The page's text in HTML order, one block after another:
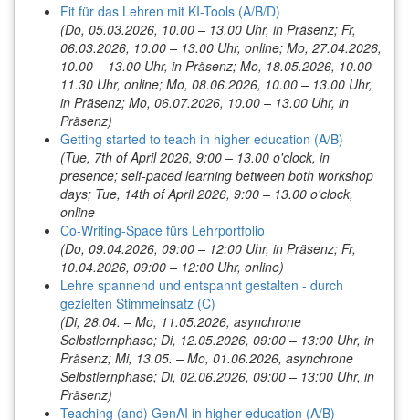
Fit für das Lehren mit KI-Tools (A/B/D)
(Do, 05.03.2026, 10.00 – 13.00 Uhr, in Präsenz; Fr,
06.03.2026, 10.00 – 13.00 Uhr, online; Mo, 27.04.2026,
10.00 – 13.00 Uhr, in Präsenz; Mo, 18.05.2026, 10.00 –
11.30 Uhr, online; Mo, 08.06.2026, 10.00 – 13.00 Uhr,
in Präsenz; Mo, 06.07.2026, 10.00 – 13.00 Uhr, in
Präsenz)
Getting started to teach in higher education (A/B)
(Tue, 7th of April 2026, 9:00 – 13.00 o'clock, in
presence; self-paced learning between both workshop
days; Tue, 14th of April 2026, 9:00 – 13.00 o'clock,
online
Co-Writing-Space fürs Lehrportfolio
(Do, 09.04.2026, 09:00 – 12:00 Uhr, in Präsenz; Fr,
10.04.2026, 09:00 – 12:00 Uhr, online)
Lehre spannend und entspannt gestalten - durch
gezielten Stimmeinsatz (C)
(Di, 28.04. – Mo, 11.05.2026, asynchrone
Selbstlernphase; Di, 12.05.2026, 09:00 – 13:00 Uhr, in
Präsenz; Mi, 13.05. – Mo, 01.06.2026, asynchrone
Selbstlernphase; Di, 02.06.2026, 09:00 – 13:00 Uhr, in
Präsenz)
Teaching (and) GenAI in higher education (A/B)